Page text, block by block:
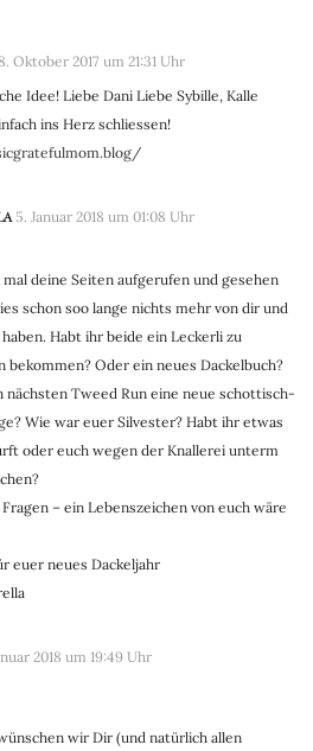
Oktober 2017 um 21:31 Uhr
Idee! Liebe Dani Liebe Sybille, Kalle
ins Herz schliessen!
5. Januar 2018 um 01:08 Uhr
deine Seiten aufgerufen und gesehen
schon soo lange nichts mehr von dir und
Habt ihr beide ein Leckerli zu
bekommen? Oder ein neues Dackelbuch?
nächsten Tweed Run eine neue schottisch-
Wie war euer Silvester? Habt ihr etwas
oder euch wegen der Knallerei unterm
– ein Lebenszeichen von euch wäre
euer neues Dackeljahr
2018 um 19:49 Uhr
wir Dir (und natürlich allen